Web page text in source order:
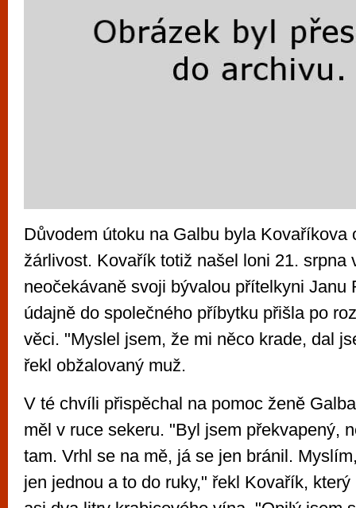
Důvodem útoku na Galbu byla Kovaříkova
žárlivost. Kovařík totiž našel loni 21. srpna
neočekávaně svoji bývalou přítelkyni Janu
údajně do společného příbytku přišla po
věci. "Myslel jsem, že mi něco krade, dal
řekl obžalovaný muž.
V té chvíli přispěchal na pomoc ženě
měl v ruce sekeru. "Byl jsem překvapený,
tam. Vrhl se na mě, já se jen bránil.
jen jednou a to do ruky," řekl Kovařík,